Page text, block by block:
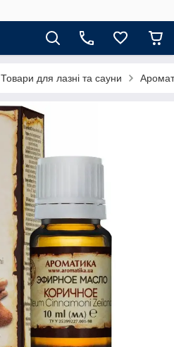
Товари для лазні та сауни